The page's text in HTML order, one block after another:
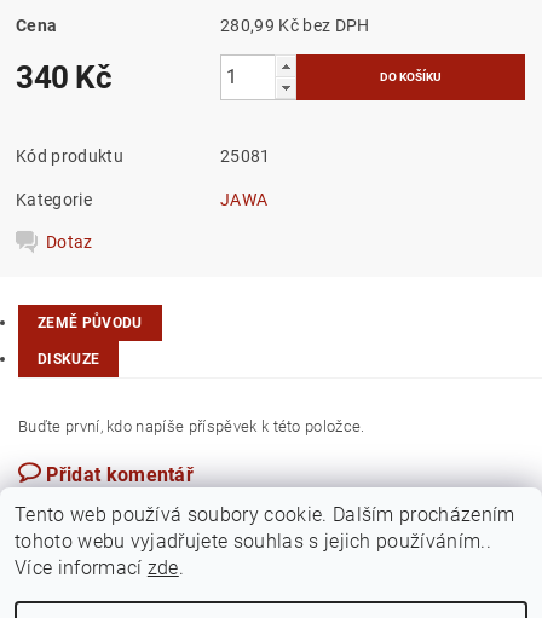
Cena 280,99 Kč bez DPH
340 Kč
Kód produktu 25081
Kategorie JAWA
Dotaz
ZEMĚ PŮVODU
DISKUZE
Buďte první, kdo napíše příspěvek k této položce.
Přidat komentář
Tento web používá soubory cookie. Dalším procházením
tohoto webu vyjadřujete souhlas s jejich používáním..
Více informací zde.